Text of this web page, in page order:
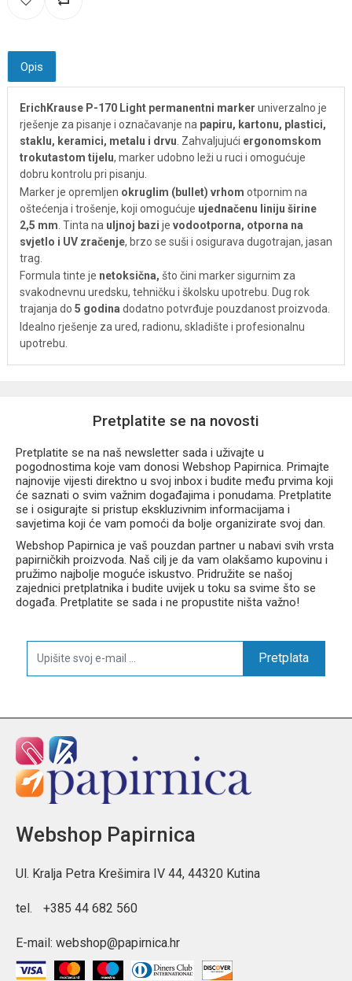
Opis
ErichKrause P-170 Light permanentni marker univerzalno je
rješenje za pisanje i označavanje na papiru, kartonu, plastici,
staklu, keramici, metalu i drvu. Zahvaljujući ergonomskom
trokutastom tijelu, marker udobno leži u ruci i omogućuje
dobru kontrolu pri pisanju.
Marker je opremljen okruglim (bullet) vrhom otpornim na
oštećenja i trošenje, koji omogućuje ujednačenu liniju širine
2,5 mm . Tinta na uljnoj bazi je vodootporna, otporna na
svjetlo i UV zračenje, brzo se suši i osigurava dugotrajan, jasan
trag.
Formula tinte je netoksična, što čini marker sigurnim za
svakodnevnu uredsku, tehničku i školsku upotrebu. Dug rok
trajanja do 5 godina dodatno potvrđuje pouzdanost proizvoda.
Idealno rješenje za ured, radionu, skladište i profesionalnu
upotrebu.
Pretplatite se na novosti
Pretplatite se na naš newsletter sada i uživajte u
pogodnostima koje vam donosi Webshop Papirnica. Primajte
najnovije vijesti direktno u svoj inbox i budite među prvima koji
će saznati o svim važnim događajima i ponudama. Pretplatite
se i osigurajte si pristup ekskluzivnim informacijama i
savjetima koji će vam pomoći da bolje organizirate svoj dan.
Webshop Papirnica je vaš pouzdan partner u nabavi svih vrsta
papirničkih proizvoda. Naš cilj je da vam olakšamo kupovinu i
pružimo najbolje moguće iskustvo. Pridružite se našoj
zajednici pretplatnika i budite uvijek u toku sa svime što se
događa. Pretplatite se sada i ne propustite ništa važno!
Pretplata
Webshop Papirnica
Ul. Kralja Petra Krešimira IV 44, 44320 Kutina
tel. +385 44 682 560
E-mail: webshop@papirnica.hr